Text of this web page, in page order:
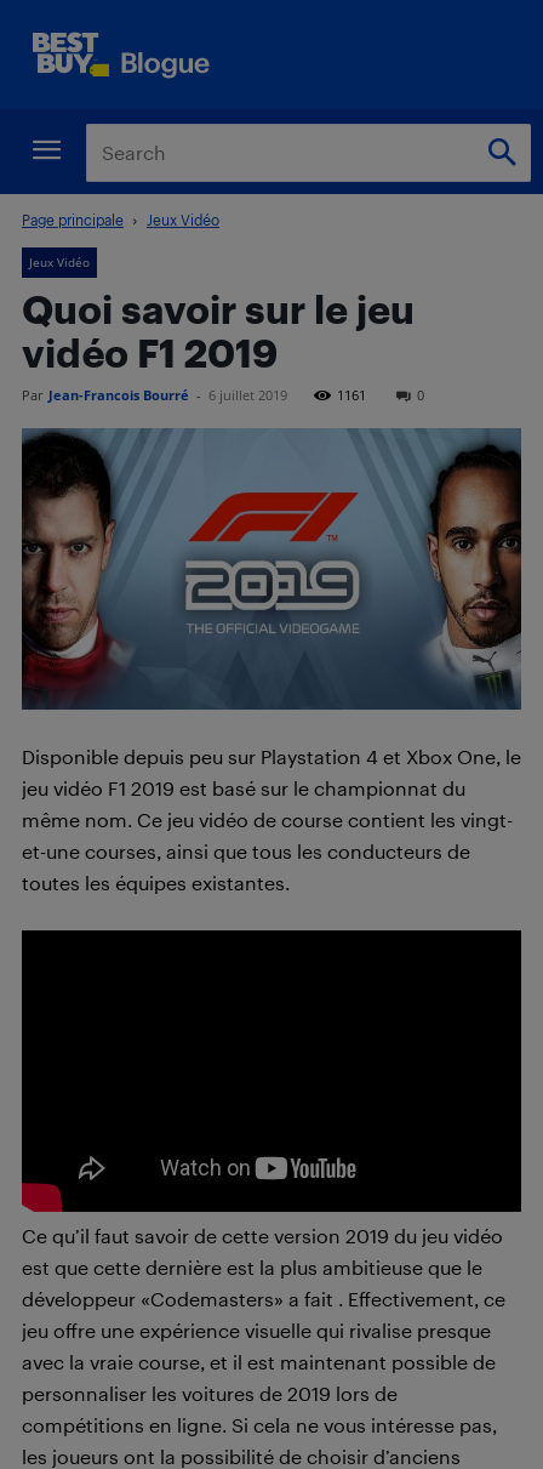
Page principale Jeux Vidéo
Jeux Vidéo
Quoi savoir sur le jeu
vidéo F1 2019
Par Jean-Francois Bourré - 6 juillet 2019 1161 0
Disponible depuis peu sur Playstation 4 et Xbox One, le
jeu vidéo F1 2019 est basé sur le championnat du
même nom. Ce jeu vidéo de course contient les vingt-
et-une courses, ainsi que tous les conducteurs de
toutes les équipes existantes.
Ce qu’il faut savoir de cette version 2019 du jeu vidéo
est que cette dernière est la plus ambitieuse que le
développeur «Codemasters» a fait . Effectivement, ce
jeu offre une expérience visuelle qui rivalise presque
avec la vraie course, et il est maintenant possible de
personnaliser les voitures de 2019 lors de
compétitions en ligne. Si cela ne vous intéresse pas,
les joueurs ont la possibilité de choisir d’anciens